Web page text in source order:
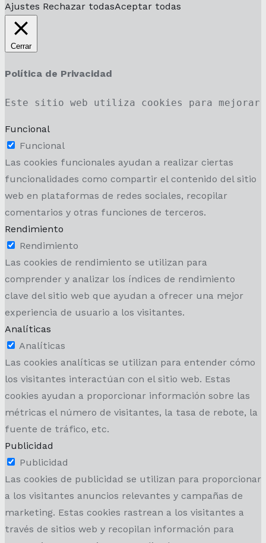
Ajustes Rechazar todasAceptar todas
Cerrar
Política de Privacidad
Este sitio web utiliza cookies para mejorar
Funcional
Funcional
Las cookies funcionales ayudan a realizar ciertas
funcionalidades como compartir el contenido del sitio
web en plataformas de redes sociales, recopilar
comentarios y otras funciones de terceros.
Rendimiento
Rendimiento
Las cookies de rendimiento se utilizan para
comprender y analizar los índices de rendimiento
clave del sitio web que ayudan a ofrecer una mejor
experiencia de usuario a los visitantes.
Analíticas
Analíticas
Las cookies analíticas se utilizan para entender cómo
los visitantes interactúan con el sitio web. Estas
cookies ayudan a proporcionar información sobre las
métricas el número de visitantes, la tasa de rebote, la
fuente de tráfico, etc.
Publicidad
Publicidad
Las cookies de publicidad se utilizan para proporcionar
a los visitantes anuncios relevantes y campañas de
marketing. Estas cookies rastrean a los visitantes a
través de sitios web y recopilan información para